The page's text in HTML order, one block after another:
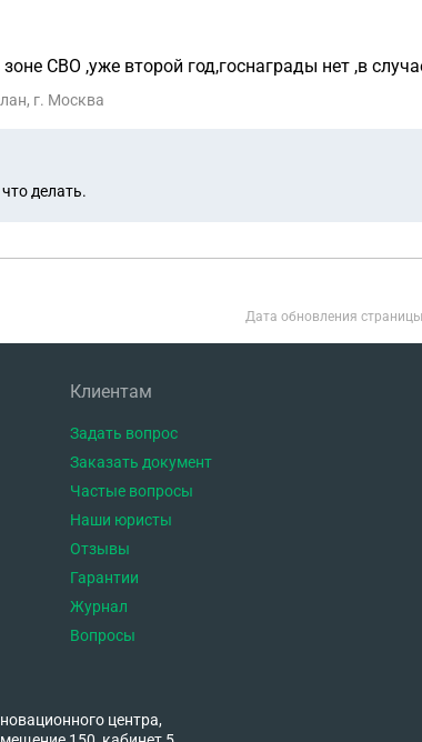
СВО ,уже второй год,госнаграды нет ,в
г. Москва
делать.
Дата обновления страницы
Клиентам
Задать вопрос
Заказать документ
Частые вопросы
Наши юристы
Отзывы
Гарантии
Журнал
Вопросы
центра,